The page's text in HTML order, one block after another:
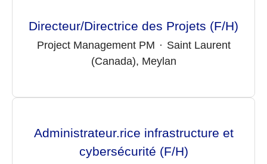
Directeur/Directrice des Projets (F/H)
Project Management PM · Saint Laurent
(Canada), Meylan
Administrateur.rice infrastructure et
cybersécurité (F/H)